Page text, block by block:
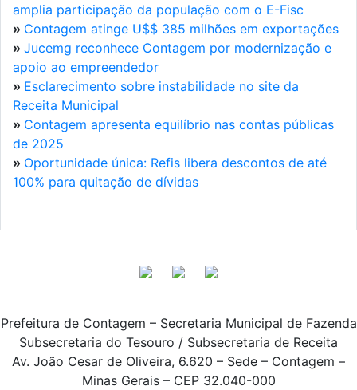
amplia participação da população com o E-Fisc
» Contagem atinge U$$ 385 milhões em exportações
» Jucemg reconhece Contagem por modernização e
apoio ao empreendedor
» Esclarecimento sobre instabilidade no site da
Receita Municipal
» Contagem apresenta equilíbrio nas contas públicas
de 2025
» Oportunidade única: Refis libera descontos de até
100% para quitação de dívidas
Prefeitura de Contagem – Secretaria Municipal de Fazenda
Subsecretaria do Tesouro / Subsecretaria de Receita
Av. João Cesar de Oliveira, 6.620 – Sede – Contagem –
Minas Gerais – CEP 32.040-000